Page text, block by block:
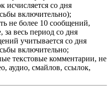
исчисляется со дня
включительно);
не более 10 сообщений,
весь период со дня
учитывается со дня
включительно;
текстовые комментарии, не
аудио, смайлов, ссылок,